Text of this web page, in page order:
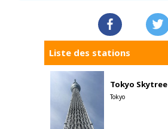
Liste des stations
Tokyo Skytree
Tokyo